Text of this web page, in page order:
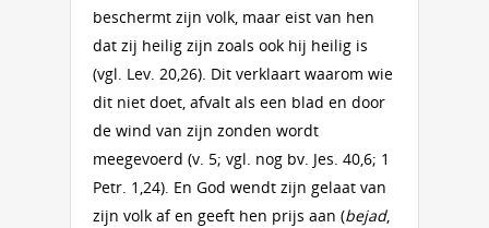
beschermt zijn volk, maar eist van hen
dat zij heilig zijn zoals ook hij heilig is
(vgl. Lev. 20,26). Dit verklaart waarom wie
dit niet doet, afvalt als een blad en door
de wind van zijn zonden wordt
meegevoerd (v. 5; vgl. nog bv. Jes. 40,6; 1
Petr. 1,24). En God wendt zijn gelaat van
zijn volk af en geeft hen prijs aan (bejad,